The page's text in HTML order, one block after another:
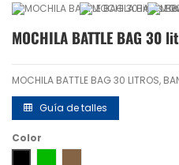
MOCHILA BATTLE BAG 30
MOCHILA BATTLE BAG 30 LITROS,
Guía de talles
Color